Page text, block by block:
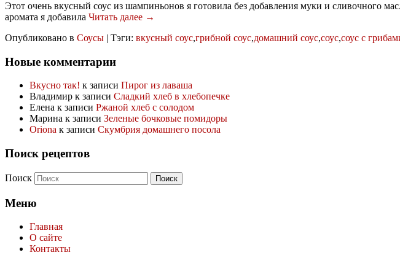
Этот очень вкусный соус из шампиньонов я готовила без добавления муки и сливочного
аромата я добавила Читать далее →
Опубликовано в Соусы | Тэги: вкусный соус,грибной соус,домашний соус,соус,соус с
Новые комментарии
Вкусно так! к записи Пирог из лаваша
Владимир к записи Сладкий хлеб в хлебопечке
Елена к записи Ржаной хлеб с солодом
Марина к записи Зеленые бочковые помидоры
Oriona к записи Скумбрия домашнего посола
Поиск рецептов
Поиск
Меню
Главная
О сайте
Контакты